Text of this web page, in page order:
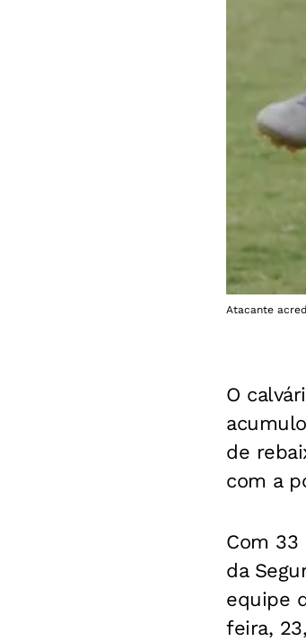
Atacante
O
de
com a
Com 33
da
equipe
feira,